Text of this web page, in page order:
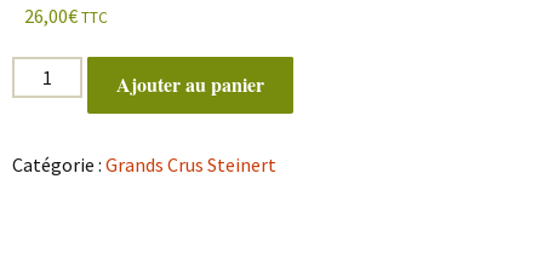
26,00€TTC
quantité
de
Riesling
Ajouter au panier
Catégorie : Grands Crus Steinert